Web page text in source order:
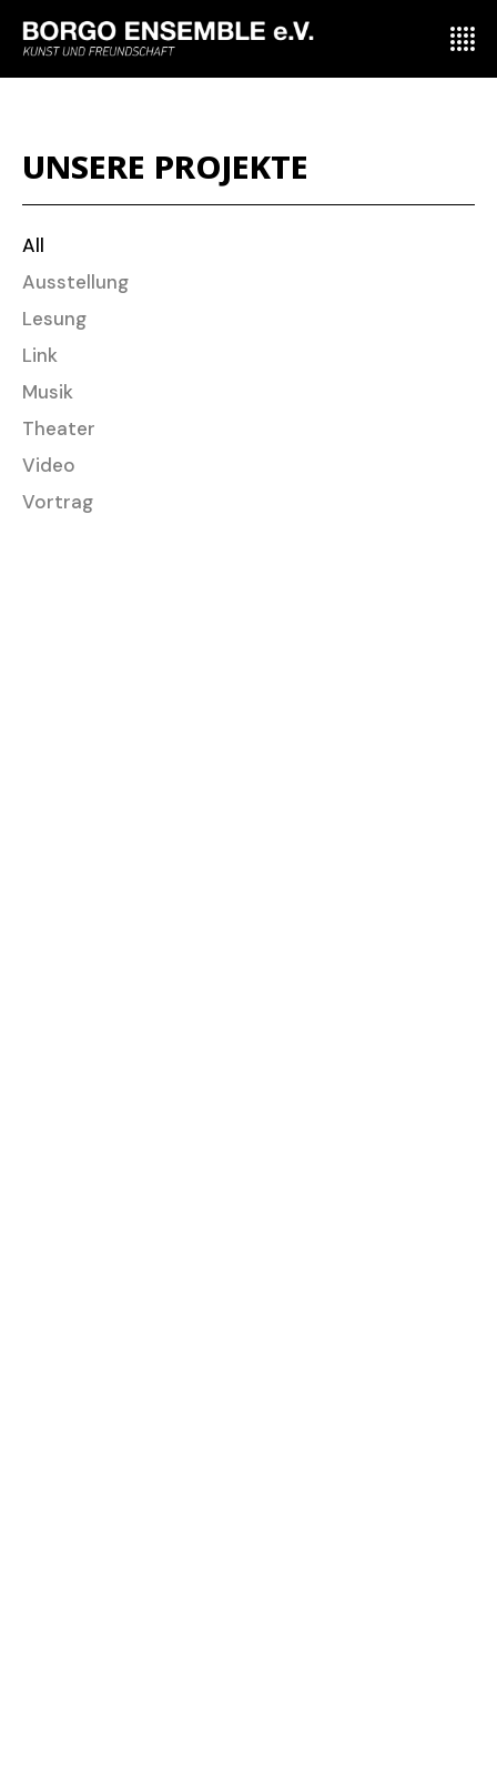
UNSERE PROJEKTE
All
Ausstellung
Lesung
Link
Musik
Theater
Video
Vortrag